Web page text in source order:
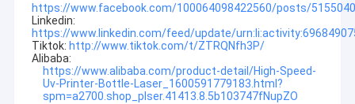
https://www.facebook.com/100064098422560/posts/
Linkedin:
https://www.linkedin.com/feed/update/
Tiktok: http://www.tiktok.com/t/ZTRQNfh3P/
Alibaba:
https://www.alibaba.com/product-detail/High-Speed-
Uv-Printer-Bottle-Laser_1600591779183.html?
spm=a2700.shop_plser.41413.8.5b103747fNupZO